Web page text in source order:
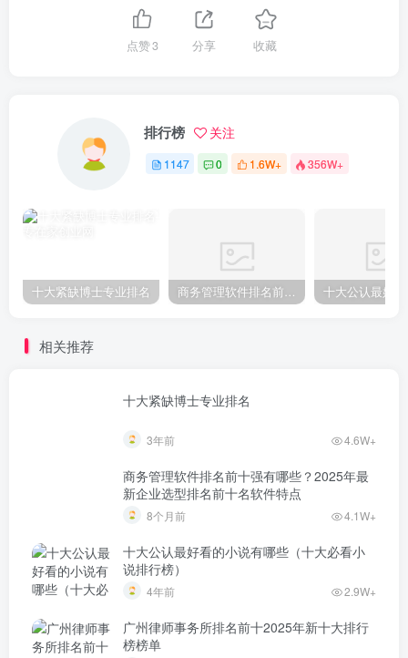
点赞3 分享 收藏
排行榜 关注
1147 0 1.6W+ 356W+
十大紧缺博士专业排名
相关推荐
十大紧缺博士专业排名
3年前 4.6W+
商务管理软件排名前十强有哪些？2025年最
新企业选型排名前十名软件特点
8个月前 4.1W+
十大公认最好看的小说有哪些（十大必看小
说排行榜）
4年前 2.9W+
广州律师事务所排名前十2025年新十大排行
榜榜单